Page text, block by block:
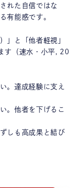
れた自信ではな
有能感です。
」と「他者軽視」
す（速水・小平, 20
。達成経験に支え
。他者を下げるこ
しも高成果と結び